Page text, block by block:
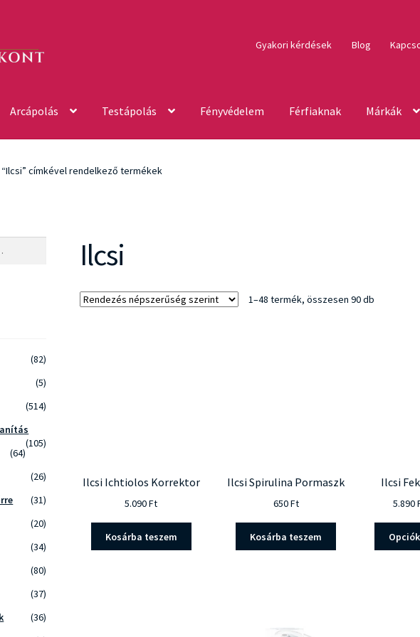
Gyakori kérdések Blog
Arcápolás Testápolás Fényvédelem Férfiaknak Márkák
“Ilcsi” címkével rendelkező termékek
Ilcsi
1–48 termék, összesen 90 dbSorted
Ilcsi Ichtiolos Korrektor
5.090Ft
Kosárba teszem
Ilcsi Spirulina Pormaszk
650Ft
Kosárba teszem
Ilcsi
5.890
(82)
(5)
(514)
(105)
(64)
(26)
(31)
(20)
(34)
(80)
(37)
(36)